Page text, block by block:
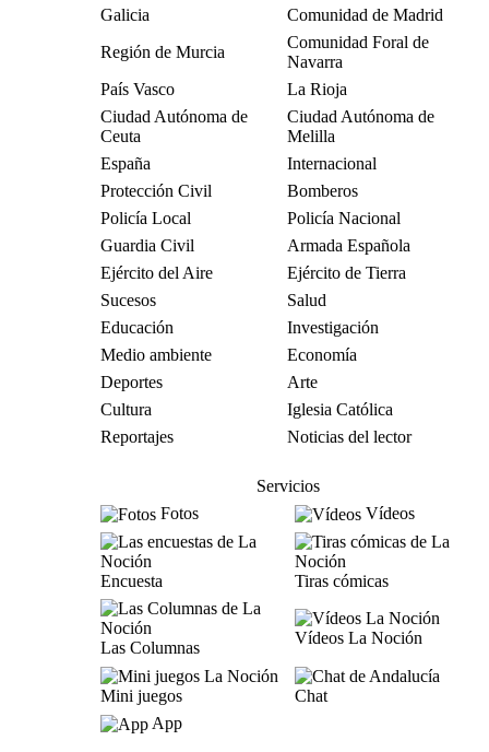
Galicia
Comunidad de Madrid
Región de Murcia
Comunidad Foral de
Navarra
País Vasco
La Rioja
Ciudad Autónoma de
Ceuta
Ciudad Autónoma de
Melilla
España
Internacional
Protección Civil
Bomberos
Policía Local
Policía Nacional
Guardia Civil
Armada Española
Ejército del Aire
Ejército de Tierra
Sucesos
Salud
Educación
Investigación
Medio ambiente
Economía
Deportes
Arte
Cultura
Iglesia Católica
Reportajes
Noticias del lector
Servicios
Fotos
Vídeos
Encuesta Tiras cómicas
Las Columnas
Vídeos La Noción
Mini juegos
Chat
App